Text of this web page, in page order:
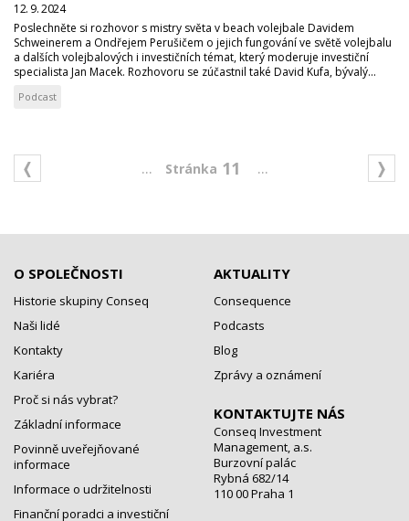
12. 9. 2024
Poslechněte si rozhovor s mistry světa v beach volejbale Davidem
Schweinerem a Ondřejem Perušičem o jejich fungování ve světě volejbalu
a dalších volejbalových i investičních témat, který moderuje investiční
specialista Jan Macek. Rozhovoru se zúčastnil také David Kufa, bývalý...
Podcast
... 11 ...
O SPOLEČNOSTI
Historie skupiny Conseq
Naši lidé
Kontakty
Kariéra
Proč si nás vybrat?
Základní informace
Povinně uveřejňované
informace
Informace o udržitelnosti
Finanční poradci a investiční
AKTUALITY
Consequence
Podcasts
Blog
Zprávy a oznámení
KONTAKTUJTE NÁS
Conseq Investment
Management, a.s.
Burzovní palác
Rybná 682/14
110 00 Praha 1